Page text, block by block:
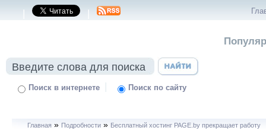
| |
Поиск в интернете | Поиск по сайту
Главная » Подробности » Бесплатный хостинг PAGE.by прекращает работу